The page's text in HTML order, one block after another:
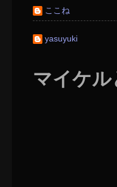
ここね
yasuyuki
マイケ